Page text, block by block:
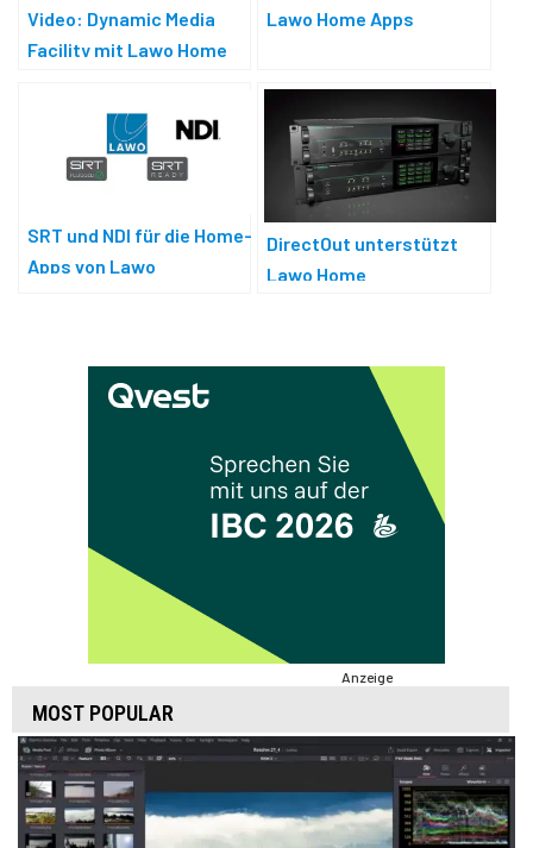
Video: Dynamic Media
Facility mit Lawo Home
Lawo Home Apps
SRT und NDI für die Home-
Apps von Lawo
DirectOut unterstützt
Lawo Home
Anzeige
MOST POPULAR